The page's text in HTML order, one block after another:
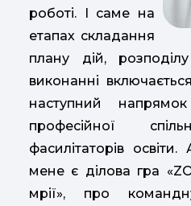
роботі. І саме на
етапах складання
плану дій, розподілу
виконанні
наступний
професійної
фасилітаторів
мене є ділова гра
мрії», про